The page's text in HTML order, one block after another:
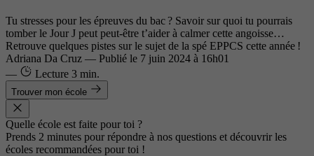
Tu stresses pour les épreuves du bac ? Savoir sur quoi tu pourrais
tomber le Jour J peut peut-être t’aider à calmer cette angoisse…
Retrouve quelques pistes sur le sujet de la spé EPPCS cette année !
Adriana Da Cruz — Publié le 7 juin 2024 à 16h01
—
Lecture 3 min.
Trouver mon école
Quelle école est faite pour toi ?
Prends 2 minutes pour répondre à nos questions et découvrir les
écoles recommandées pour toi !